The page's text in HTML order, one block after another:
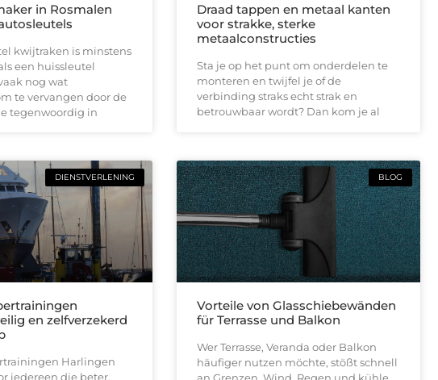
in Rosmalen
kwijtraken is minstens
een huissleutel
nog wat
te vervangen door de
tegenwoordig in
Draad tappen en metaal kanten
voor strakke, sterke
metaalconstructies
Sta je op het punt om onderdelen te
monteren en twijfel je of de
verbinding straks echt strak en
betrouwbaar wordt? Dan kom je al
DIENSTVERLENING
en zelfverzekerd
Harlingen
iedereen die beter,
BLOG
Vorteile von Glasschiebewänden
für Terrasse und Balkon
Wer Terrasse, Veranda oder Balkon
häufiger nutzen möchte, stößt schnell